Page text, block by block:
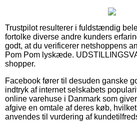
Trustpilot resulterer i fuldstændig
fortolke diverse andre kunders
godt, at du verificerer netshoppens
Pom Pom lyskæde.
shopper.
Facebook fører til desuden ganske
indtryk af internet selskabets
online varehuse i Danmark som
afgive en omtale af deres køb,
anvendes til vurdering af